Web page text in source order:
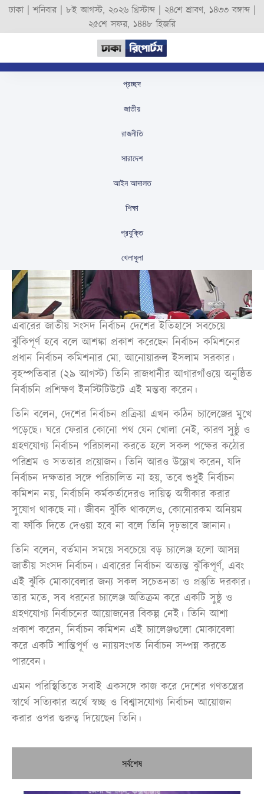
ঢাকা |শনিবার| ৮ই আগস্ট, ২০২৬ খ্রিস্টাব্দ| ২৪শে শ্রাবণ, ১৪৩৩ বঙ্গাব্দ|
২৫শে সফর, ১৪৪৮ হিজরি
প্রচ্ছদ
জাতীয়
রাজনীতি
সারাদেশ
আইন আদালত
শিক্ষা
প্রযুক্তি
খেলাধুলা
এবারের নির্বাচন দেশের
ইতিহাসে সবচেয়ে ঝুঁকিপূর্ণ:
ইসি আনোয়ারুল
August 29, 2025
এবারের জাতীয় সংসদ নির্বাচন দেশের ইতিহাসে সবচেয়ে
ঝুঁকিপূর্ণ হবে বলে আশঙ্কা প্রকাশ করেছেন নির্বাচন কমিশনের
প্রধান নির্বাচন কমিশনার মো. আনোয়ারুল ইসলাম সরকার।
বৃহস্পতিবার (২৯ আগস্ট) তিনি রাজধানীর আগারগাঁওয়ে অনুষ্ঠিত
নির্বাচনি প্রশিক্ষণ ইনস্টিটিউটে এই মন্তব্য করেন।
তিনি বলেন, দেশের নির্বাচন প্রক্রিয়া এখন কঠিন চ্যালেঞ্জের মুখে
পড়েছে। ঘরে ফেরার কোনো পথ যেন খোলা নেই, কারণ সুষ্ঠু ও
গ্রহণযোগ্য নির্বাচন পরিচালনা করতে হলে সকল পক্ষের কঠোর
পরিশ্রম ও সততার প্রয়োজন। তিনি আরও উল্লেখ করেন, যদি
নির্বাচন দক্ষতার সঙ্গে পরিচালিত না হয়, তবে শুধুই নির্বাচন
কমিশন নয়, নির্বাচনি কর্মকর্তাদেরও দায়িত্ব অস্বীকার করার
সুযোগ থাকছে না। জীবন ঝুঁকি থাকলেও, কোনোরকম অনিয়ম
বা ফাঁকি দিতে দেওয়া হবে না বলে তিনি দৃঢ়ভাবে জানান।
তিনি বলেন, বর্তমান সময়ে সবচেয়ে বড় চ্যালেঞ্জ হলো আসন্ন
জাতীয় সংসদ নির্বাচন। এবারের নির্বাচন অত্যন্ত ঝুঁকিপূর্ণ, এবং
এই ঝুঁকি মোকাবেলার জন্য সকল সচেতনতা ও প্রস্তুতি দরকার।
তার মতে, সব ধরনের চ্যালেঞ্জ অতিক্রম করে একটি সুষ্ঠু ও
গ্রহণযোগ্য নির্বাচনের আয়োজনের বিকল্প নেই। তিনি আশা
প্রকাশ করেন, নির্বাচন কমিশন এই চ্যালেঞ্জগুলো মোকাবেলা
করে একটি শান্তিপূর্ণ ও ন্যায়সংগত নির্বাচন সম্পন্ন করতে
পারবেন।
এমন পরিস্থিতিতে সবাই একসঙ্গে কাজ করে দেশের গণতন্ত্রের
স্বার্থে সত্যিকার অর্থে স্বচ্ছ ও বিশ্বাসযোগ্য নির্বাচন আয়োজন
করার ওপর গুরুত্ব দিয়েছেন তিনি।
সর্বশেষ